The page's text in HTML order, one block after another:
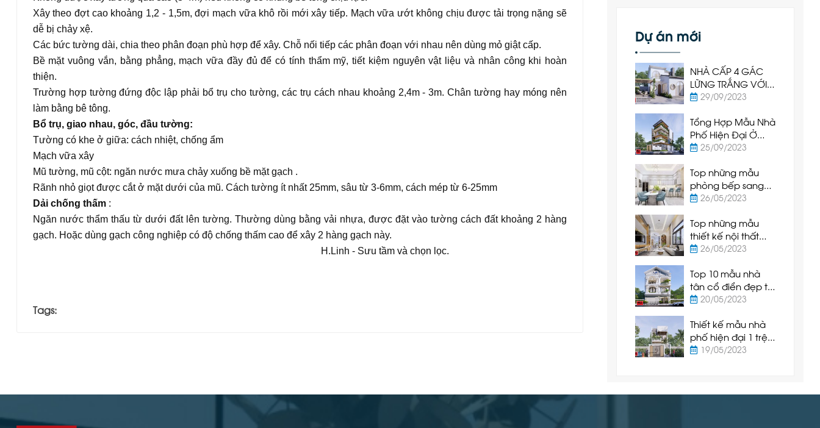
Xây theo đợt cao khoảng 1,2 - 1,5m, đợi mạch vữa khô rồi mới xây tiếp. Mạch vữa ướt không chịu được tải trọng nặng sẽ
dễ bị chảy xệ.
Các bức tường dài, chia theo phân đoạn phù hợp để xây. Chỗ nối tiếp các phân đoạn với nhau nên dùng mỏ giật cấp.
Bề mặt vuông vắn, bằng phẳng, mạch vữa đầy đủ để có tính thẩm mỹ, tiết kiệm nguyên vật liệu và nhân công khi hoàn
thiện.
Trường hợp tường đứng độc lập phải bổ trụ cho tường, các trụ cách nhau khoảng 2,4m - 3m. Chân tường hay móng nên
làm bằng bê tông.
Bổ trụ, giao nhau, góc, đầu tường:
Tường có khe ở giữa: cách nhiệt, chống ẩm
Mạch vữa xây
Mũ tường, mũ cột: ngăn nước mưa chảy xuống bề mặt gạch .
Rãnh nhỏ giọt được cắt ở mặt dưới của mũ. Cách tường ít nhất 25mm, sâu từ 3-6mm, cách mép từ 6-25mm
Dải chống thấm:
Ngăn nước thẩm thấu từ dưới đất lên tường. Thường dùng bằng vải nhựa, được đặt vào tường cách đất khoảng 2 hàng
gạch. Hoặc dùng gạch công nghiệp có độ chống thấm cao để xây 2 hàng gạch này.
H.Linh - Sưu tầm và chọn lọc.
Tags:
Dự án mới
NHÀ CẤP 4 GÁC
LỮNG TRẮNG VỚI
CỬA VÒM TRÒN -
VỜI
29/09/2023
Tổng Hợp Mẫu Nhà
Phố Hiện Đại Ở
Phan Thiết - Bình
25/09/2023
Top những mẫu
phòng bếp sang
trọng và hiện đại
nhất hiện nay
26/05/2023
Top những mẫu
thiết kế nội thất
phòng khách hiện
nhất hiện nay
26/05/2023
Top 10 mẫu nhà
tân cổ điển đẹp tại
Phan Thiết - Bình
20/05/2023
Thiết kế mẫu nhà
phố hiện đại 1 trệt
1 lầu tại Tuy Phong
19/05/2023